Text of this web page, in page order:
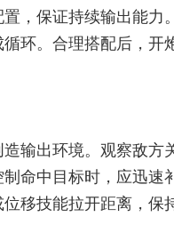
，保证持续输出能力
环。合理搭配后，开
输出环境。观察敌方
命中目标时，应迅速
移技能拉开距离，保